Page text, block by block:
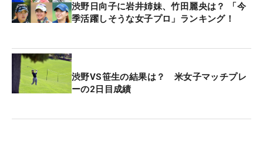
渋野日向子に岩井姉妹、竹田麗央は？ 「今
季活躍しそうな女子プロ」ランキング！
渋野VS笹生の結果は？ 米女子マッチプレ
ーの2日目成績